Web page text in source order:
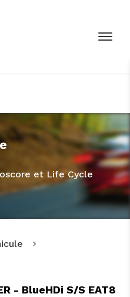
et Life Cycle
- BlueHDi S/S EAT8